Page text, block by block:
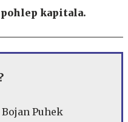
kapitala.